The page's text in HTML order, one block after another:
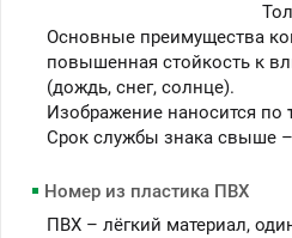
Основные преимущества
повышенная стойкость к
(дождь, снег, солнце).
Изображение наносится по
Срок службы знака свыше
Номер из пластика ПВХ
ПВХ – лёгкий материал,